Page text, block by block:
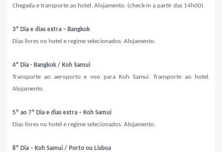
Chegada e transporte ao hotel. Alojamento. (check-in a partir das 14h00)
3º Dia e dias extra – Bangkok
Dias livres no hotel e regime selecionados. Alojamento.
4º Dia - Bangkok / Koh Samui
Transporte ao aeroporto e voo para Koh Samui. Transporte ao hotel.
Alojamento.
5º ao 7º Dia e dias extra – Koh Samui
Dias livres no hotel e regime selecionados. Alojamento.
8º Dia – Koh Samui / Porto ou Lisboa